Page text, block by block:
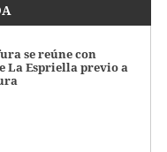
se reúne con
La Espriella previo a